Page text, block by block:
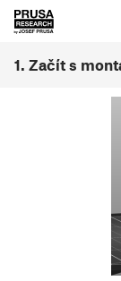
1. Začít s